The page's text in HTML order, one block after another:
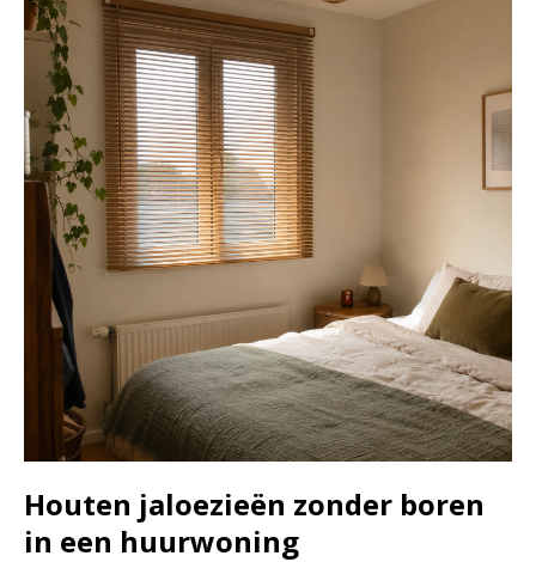
Houten jaloezieën zonder boren
in een huurwoning